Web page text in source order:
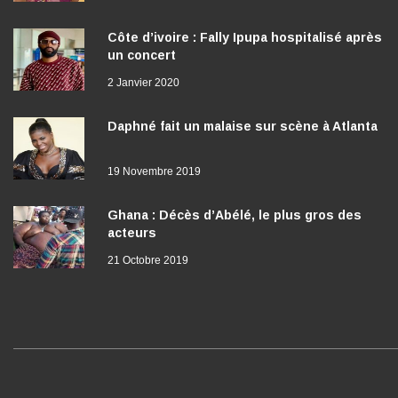
Côte d’ivoire : Fally Ipupa hospitalisé après
un concert
2 Janvier 2020
Daphné fait un malaise sur scène à Atlanta
19 Novembre 2019
Ghana : Décès d’Abélé, le plus gros des
acteurs
21 Octobre 2019